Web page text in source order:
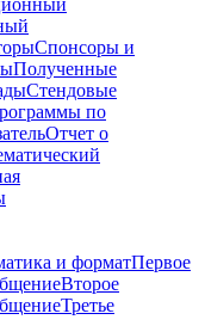
Спонсоры и
Полученные
Стендовые
по
Отчет о
и форматПервое
Второе
Третье